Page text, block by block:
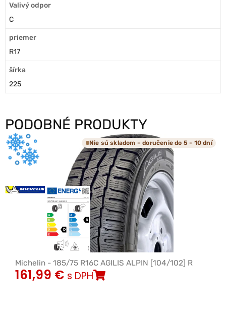
Valivý odpor
C
priemer
R17
šírka
225
PODOBNÉ PRODUKTY
Nie sú skladom – doručenie do 5 - 10 dní
Michelin - 185/75 R16C AGILIS ALPIN [104/102] R
161,99 € s DPH